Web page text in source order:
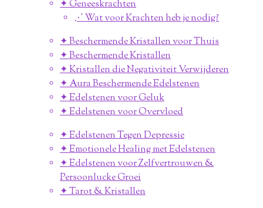
✦ Geneeskrachten
⋰ Wat voor Krachten heb je nodig?
✦ Beschermende Kristallen voor Thuis
✦ Beschermende Kristallen
✦ Kristallen die Negativiteit Verwijderen
✦ Aura Beschermende Edelstenen
✦ Edelstenen voor Geluk
✦ Edelstenen voor Overvloed
✦ Edelstenen Tegen Depressie
✦ Emotionele Healing met Edelstenen
✦ Edelstenen voor Zelfvertrouwen &
Persoonlucke Groei
✦ Tarot & Kristallen